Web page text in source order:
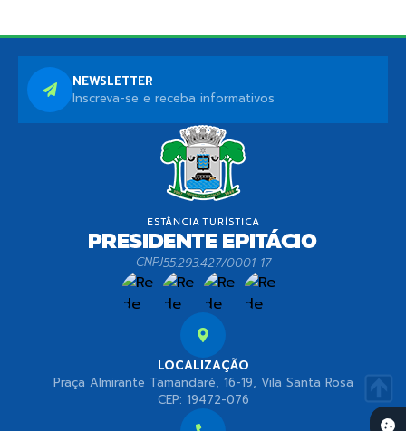
LOCALIZAÇÃO
Praça Almirante Tamandaré, 16-19, Vila Santa Rosa
CEP: 19472-076
CNPJ55.293.427/0001-17
NEWSLETTER
Inscreva-se e receba informativos